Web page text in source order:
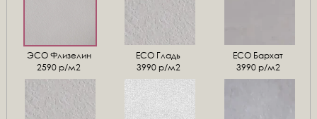
ЭСО Флизелин
2590 р/м2
ЕСО Гладь
3990 р/м2
ECO Бархат
3990 р/м2